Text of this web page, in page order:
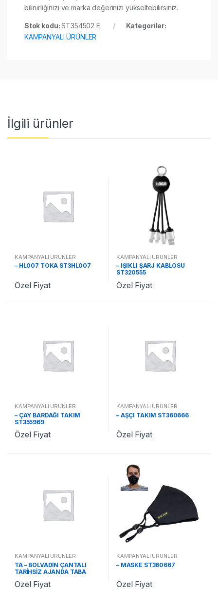
bilinirliğinizi ve marka değerinizi yükseltebilirsiniz.
Stok kodu:ST354502 E
Kategoriler:
KAMPANYALI ÜRÜNLER
İlgili ürünler
KAMPANYALI ÜRÜNLER
– HL007 TOKA ST3HL007
Özel Fiyat
KAMPANYALI ÜRÜNLER
– IŞIKLI ŞARJ KABLOSU
ST320555
Özel Fiyat
KAMPANYALI ÜRÜNLER
– ÇAY BARDAĞI TAKIM
ST355969
Özel Fiyat
KAMPANYALI ÜRÜNLER
– AŞÇI TAKIM ST360666
Özel Fiyat
KAMPANYALI ÜRÜNLER
TA – BOLVADİN ÇANTALI
TARİHSİZ AJANDA TABA
ST370478 TA
Özel Fiyat
KAMPANYALI ÜRÜNLER
– MASKE ST360667
Özel Fiyat